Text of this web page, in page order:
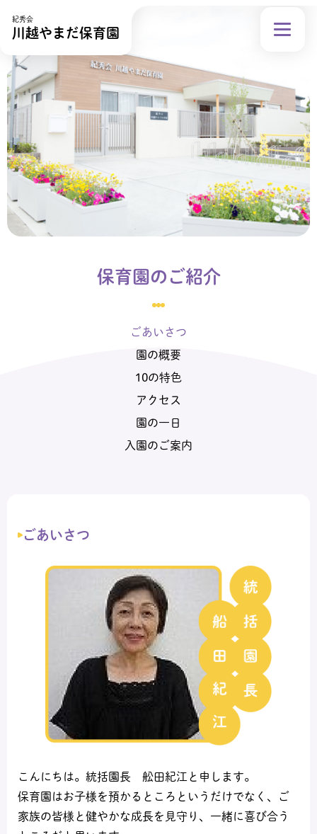
紀秀会
川越やまだ保育園
保育園のご紹介
ごあいさつ
園の概要
10の特色
アクセス
園の一日
入園のご案内
ごあいさつ
こんにちは。統括園長 舩田紀江と申します。
保育園はお子様を預かるところというだけでなく、ご
家族の皆様と健やかな成長を見守り、一緒に喜び合う